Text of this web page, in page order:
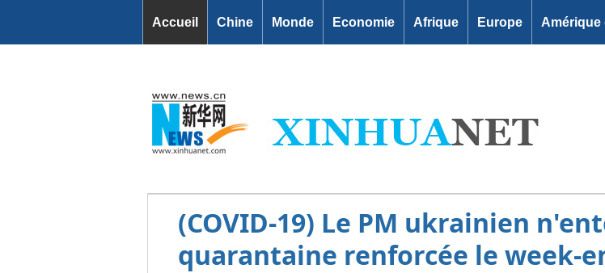
Accueil Chine Monde Economie Afrique Europe Amérique
(COVID-19) Le PM ukrainien
quarantaine renforcée le week-